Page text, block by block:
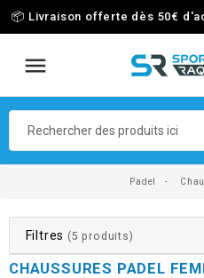
📦 Livraison offerte dès 50€
Padel
Filtres (5 produits)
CHAUSSURES PADEL